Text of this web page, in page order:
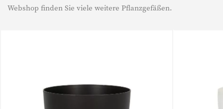
Webshop finden Sie viele weitere Pflanzgefäßen.